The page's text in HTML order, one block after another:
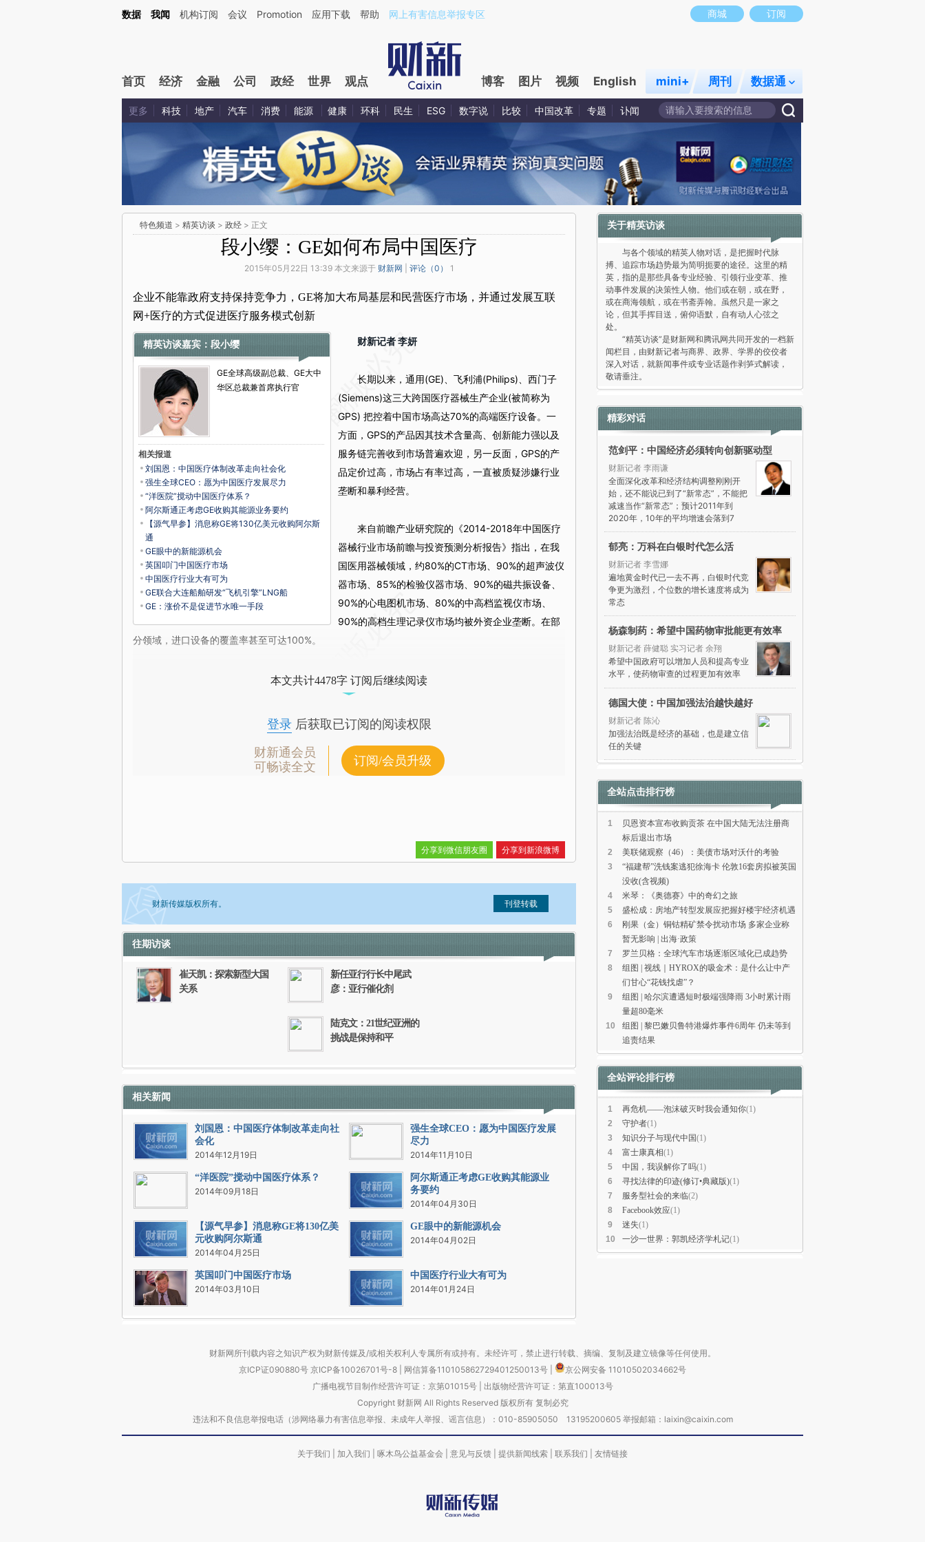
商城 订阅
数据 我闻 机构订阅 会议 Promotion 应用下载 帮助 网上有害信息举报专区
首页 经济 金融 公司 政经 世界 观点 博客 图片 视频 English mini+ 周刊 数据通
更多 科技 地产 汽车 消费 能源 健康 环科 民生 ESG 数字说 比较 中国改革 专题 讣闻
特色频道 > 精英访谈 > 政经 > 正文
段小缨：GE如何布局中国医疗
2015年05月22日 13:39 本文来源于 财新网 评论（0 ） 1
企业不能靠政府支持保持竞争力，GE将加大布局基层和民营医疗市场，并通过发展互联
网+医疗的方式促进医疗服务模式创新
精英访谈嘉宾：段小缨
GE全球高级副总裁、GE大中
华区总裁兼首席执行官
相关报道
刘国恩：中国医疗体制改革走向社会化
强生全球CEO：愿为中国医疗发展尽力
“洋医院”搅动中国医疗体系？
阿尔斯通正考虑GE收购其能源业务要约
【源气早参】消息称GE将130亿美元收购阿尔斯
通
GE眼中的新能源机会
英国叩门中国医疗市场
中国医疗行业大有可为
GE联合大连船舶研发“飞机引擎”LNG船
GE：涨价不是促进节水唯一手段
财新记者 李妍
长期以来，通用(GE)、飞利浦(Philips)、西门子
(Siemens)这三大跨国医疗器械生产企业(被简称为
GPS) 把控着中国市场高达70%的高端医疗设备。一
方面，GPS的产品因其技术含量高、创新能力强以及
服务链完善收到市场普遍欢迎，另一反面，GPS的产
品定价过高，市场占有率过高，一直被质疑涉嫌行业
垄断和暴利经营。
来自前瞻产业研究院的《2014-2018年中国医疗
器械行业市场前瞻与投资预测分析报告》指出，在我
国医用器械领域，约80%的CT市场、90%的超声波仪
器市场、85%的检验仪器市场、90%的磁共振设备、
90%的心电图机市场、80%的中高档监视仪市场、
90%的高档生理记录仪市场均被外资企业垄断。在部
分领域，进口设备的覆盖率甚至可达100%。
本文共计4478字 订阅后继续阅读
登录后获取已订阅的阅读权限
财新通会员
可畅读全文
订阅/会员升级
分享到新浪微博
分享到微信朋友圈
财新传媒版权所有。
如需刊登转载请点击右侧按钮，提交相关信息。经确认即可刊登转载。
往期访谈
崔天凯：探索新型大国
关系
新任亚行行长中尾武
彦：亚行催化剂
陆克文：21世纪亚洲的
挑战是保持和平
相关新闻
刘国恩：中国医疗体制改革走向社
会化
2014年12月19日
强生全球CEO：愿为中国医疗发展
尽力
2014年11月10日
“洋医院”搅动中国医疗体系？
2014年09月18日
阿尔斯通正考虑GE收购其能源业
务要约
2014年04月30日
【源气早参】消息称GE将130亿美
元收购阿尔斯通
2014年04月25日
GE眼中的新能源机会
2014年04月02日
英国叩门中国医疗市场
2014年03月10日
中国医疗行业大有可为
2014年01月24日
关于精英访谈
与各个领域的精英人物对话，是把握时代脉
搏、追踪市场趋势最为简明扼要的途径。这里的精
英，指的是那些具备专业经验、引领行业变革、推
动事件发展的决策性人物。他们或在朝，或在野，
或在商海领航，或在书斋弄翰。虽然只是一家之
论，但其手挥目送，俯仰语默，自有动人心弦之
处。
“精英访谈”是财新网和腾讯网共同开发的一档新
闻栏目，由财新记者与商界、政界、学界的佼佼者
深入对话，就新闻事件或专业话题作剥笋式解读，
敬请垂注。
精彩对话
范剑平：中国经济必须转向创新驱动型
财新记者 李雨谦
全面深化改革和经济结构调整刚刚开
始，还不能说已到了“新常态”，不能把
减速当作“新常态”；预计2011年到
2020年，10年的平均增速会落到7
郁亮：万科在白银时代怎么活
财新记者 李雪娜
遍地黄金时代已一去不再，白银时代竞
争更为激烈，个位数的增长速度将成为
常态
杨森制药：希望中国药物审批能更有效率
财新记者 薛健聪 实习记者 余翔
希望中国政府可以增加人员和提高专业
水平，使药物审查的过程更加有效率
德国大使：中国加强法治越快越好
财新记者 陈沁
加强法治既是经济的基础，也是建立信
任的关键
全站点击排行榜
1
贝恩资本宣布收购贡茶 在中国大陆无法注册商
标后退出市场
2
美联储观察（46）：美债市场对沃什的考验
3
“福建帮”洗钱案逃犯徐海卡 伦敦16套房拟被英国
没收(含视频)
4
米琴：《奥德赛》中的奇幻之旅
5
盛松成：房地产转型发展应把握好楼宇经济机遇
6
刚果（金）铜钴精矿禁令扰动市场 多家企业称
暂无影响 | 出海·政策
7
罗兰贝格：全球汽车市场逐渐区域化已成趋势
8
组图 | 视线｜HYROX的吸金术：是什么让中产
们甘心“花钱找虐”？
9
组图 | 哈尔滨遭遇短时极端强降雨 3小时累计雨
量超80毫米
10
组图 | 黎巴嫩贝鲁特港爆炸事件6周年 仍未等到
追责结果
全站评论排行榜
1 再危机——泡沫破灭时我会通知你(1)
2
守护者(1)
3
知识分子与现代中国(1)
4
富士康真相(1)
5
中国，我误解你了吗(1)
6
寻找法律的印迹(修订•典藏版)(1)
7
服务型社会的来临(2)
8
Facebook效应(1)
9
迷失(1)
10
一沙一世界：郭凯经济学札记(1)
财新网所刊载内容之知识产权为财新传媒及/或相关权利人专属所有或持有。未经许可，禁止进行转载、摘编、复制及建立镜像等任何使用。
京ICP证090880号 京ICP备10026701号-8 网信算备110105862729401250013号
京公网安备 11010502034662号
广播电视节目制作经营许可证：京第01015号| 出版物经营许可证：第直100013号
Copyright 财新网 All Rights Reserved 版权所有 复制必究
违法和不良信息举报电话（涉网络暴力有害信息举报、未成年人举报、谣言信息）：010-85905050 13195200605 举报邮箱：laixin@caixin.com
关于我们 加入我们 啄木鸟公益基金会 意见与反馈 提供新闻线索 联系我们 友情链接